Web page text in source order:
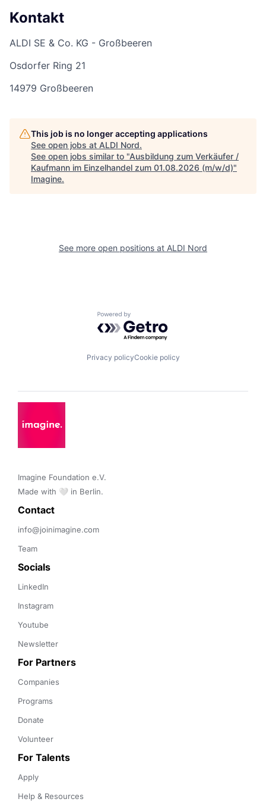
Kontakt
ALDI SE & Co. KG - Großbeeren
Osdorfer Ring 21
14979 Großbeeren
This job is no longer accepting applications
See open jobs at ALDI Nord.
See open jobs similar to "Ausbildung zum Verkäufer /
Kaufmann im Einzelhandel zum 01.08.2026 (m/w/d)"
Imagine.
See more open positions at ALDI Nord
Powered by Getro.com
Privacy policyCookie policy
Imagine Foundation e.V.
Made with 🤍 in Berlin.
Contact
info@joinimagine.com
Team
Socials
LinkedIn
Instagram
Youtube
Newsletter
For Partners
Companies
Programs
Donate
Volunteer
For Talents
Apply
Help & Resources